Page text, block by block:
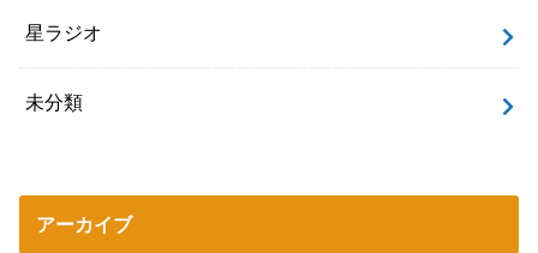
星ラジオ
未分類
アーカイブ